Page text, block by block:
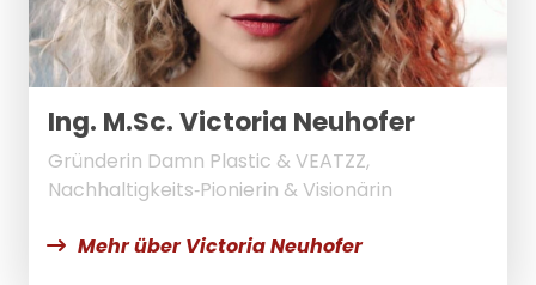
Ing. M.Sc. Victoria Neuhofer
Gründerin Damn Plastic & VEATZZ,
Nachhaltigkeits‑Pionierin & Visionärin
Mehr über Victoria Neuhofer